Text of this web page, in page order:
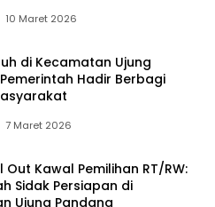
10 Maret 2026
di Kecamatan Ujung
Hadir Berbagi
7 Maret 2026
Out Kawal Pemilihan RT/RW:
Sidak Persiapan di
Ujung Pandang